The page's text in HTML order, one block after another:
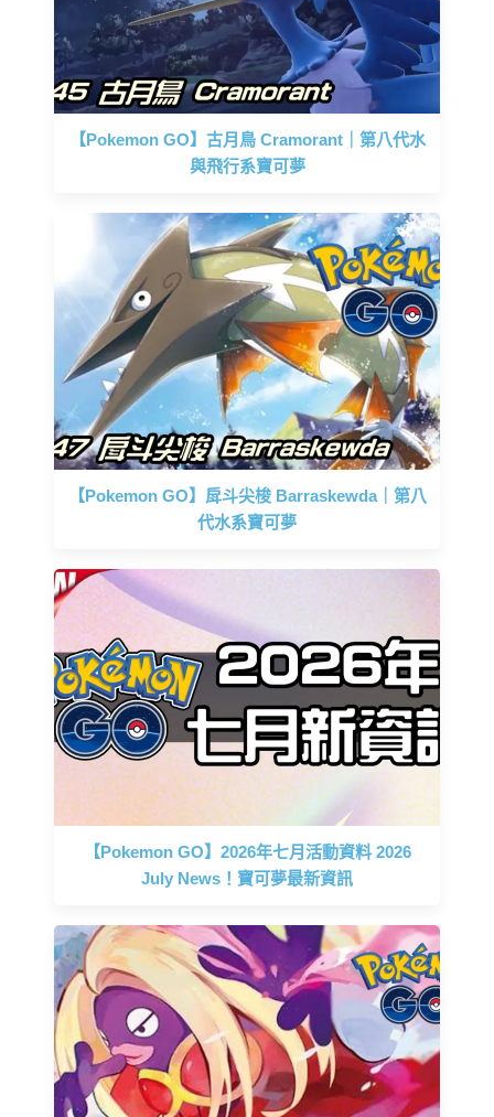
【Pokemon GO】古月鳥 Cramorant｜第八代水
與飛行系寶可夢
【Pokemon GO】戽斗尖梭 Barraskewda｜第八
代水系寶可夢
【Pokemon GO】2026年七月活動資料 2026
July News！寶可夢最新資訊